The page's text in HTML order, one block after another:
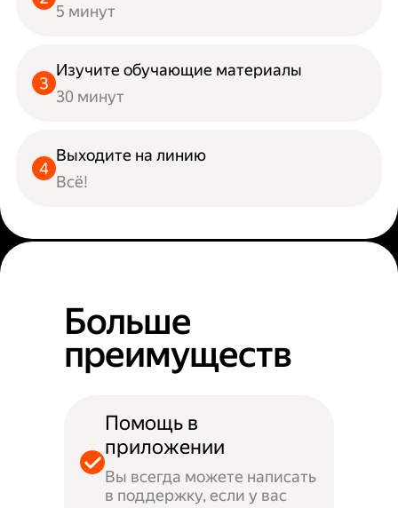
5 минут
Изучите обучающие материалы
30 минут
Выходите на линию
Всё!
Больше
преимуществ
Помощь в
приложении
Вы всегда можете написать
в поддержку, если у вас